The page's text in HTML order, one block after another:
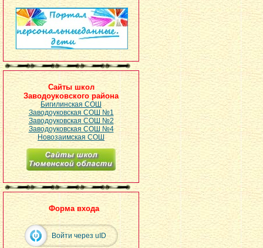
Сайты школ
Заводоуковского района
Бигилинская СОШ
Заводоуковская СОШ №1
Заводоуковская СОШ №2
Заводоуковская СОШ №4
Новозаимская СОШ
Форма входа
Войти через uID